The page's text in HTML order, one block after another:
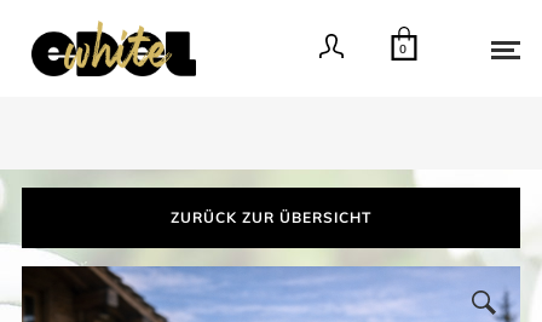
0
ZURÜCK ZUR ÜBERSICHT